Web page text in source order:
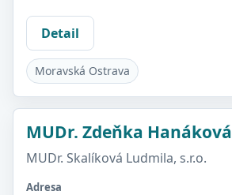
Detail
Moravská Ostrava
MUDr. Zdeňka Hanáková
MUDr. Skalíková Ludmila, s.r.o.
Adresa